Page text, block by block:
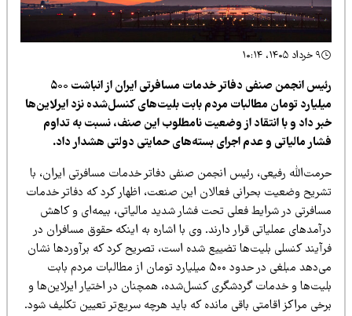
رئیس انجمن صنفی دفاتر خدمات مسافرتی ایران از انباشت ۵۰۰
تومان مطالبات مردم بابت بلیت‌های کنسل‌شده نزد ایرلاین‌ها
داد و با انتقاد از وضعیت نامطلوب این صنف، نسبت به تداوم
مالیاتی و عدم اجرای بسته‌های حمایتی دولتی هشدار داد.
رفیعی، رئیس انجمن صنفی دفاتر خدمات مسافرتی ایران، با
وضعیت بحرانی فعالان این صنعت، اظهار کرد که دفاتر خدمات
در شرایط فعلی تحت فشار شدید مالیاتی، بیمه‌ای و کاهش
عملیاتی قرار دارند. وی با اشاره به اینکه حقوق مسافران در
کنسلی بلیت‌ها تضییع شده است، تصریح کرد که برآوردها نشان
می‌دهد مبلغی در حدود ۵۰۰ میلیارد تومان از مطالبات مردم بابت
و خدمات گردشگری کنسل‌شده، همچنان در اختیار ایرلاین‌ها و
مراکز اقامتی باقی مانده که باید هرچه سریع‌تر تعیین تکلیف شود.